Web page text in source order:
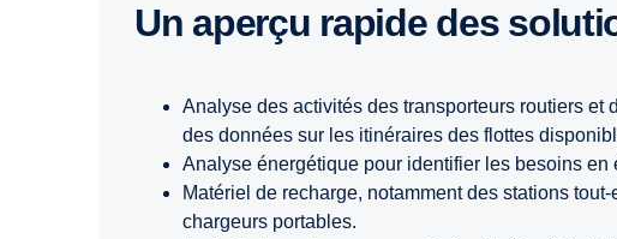
Un aperçu rapide des
Analyse des activités des transporteurs routiers
des données sur les itinéraires des flottes
Analyse énergétique pour identifier les besoins en
Matériel de recharge, notamment des stations
chargeurs portables.